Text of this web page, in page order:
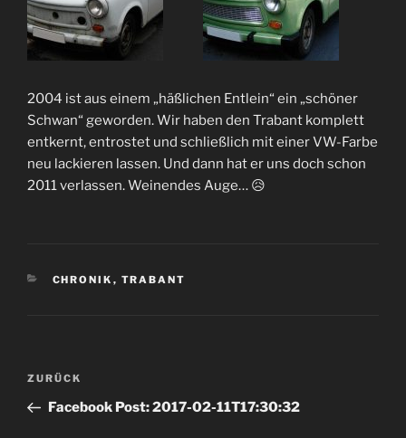
2004 ist aus einem „häßlichen Entlein“ ein „schöner
Schwan“ geworden. Wir haben den Trabant komplett
entkernt, entrostet und schließlich mit einer VW-Farbe
neu lackieren lassen. Und dann hat er uns doch schon
2011 verlassen. Weinendes Auge… 😥
KATEGORIEN
CHRONIK , TRABANT
Beitrags-
Vorheriger
Beitrag
ZURÜCK
Facebook Post: 2017-02-11T17:30:32